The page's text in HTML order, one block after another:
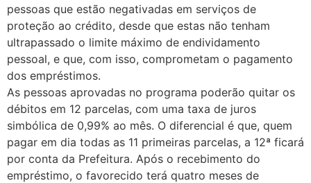
pessoas que estão negativadas em serviços de
proteção ao crédito, desde que estas não tenham
ultrapassado o limite máximo de endividamento
pessoal, e que, com isso, comprometam o pagamento
dos empréstimos.
As pessoas aprovadas no programa poderão quitar os
débitos em 12 parcelas, com uma taxa de juros
simbólica de 0,99% ao mês. O diferencial é que, quem
pagar em dia todas as 11 primeiras parcelas, a 12ª ficará
por conta da Prefeitura. Após o recebimento do
empréstimo, o favorecido terá quatro meses de